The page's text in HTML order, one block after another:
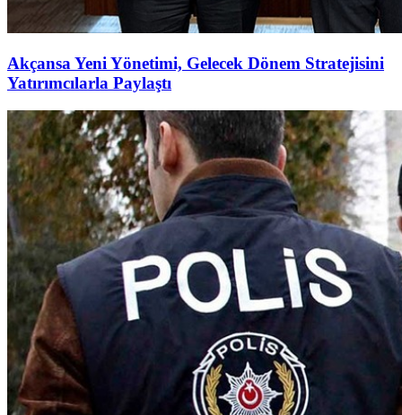
Akçansa Yeni Yönetimi, Gelecek Dönem Stratejisini
Yatırımcılarla Paylaştı